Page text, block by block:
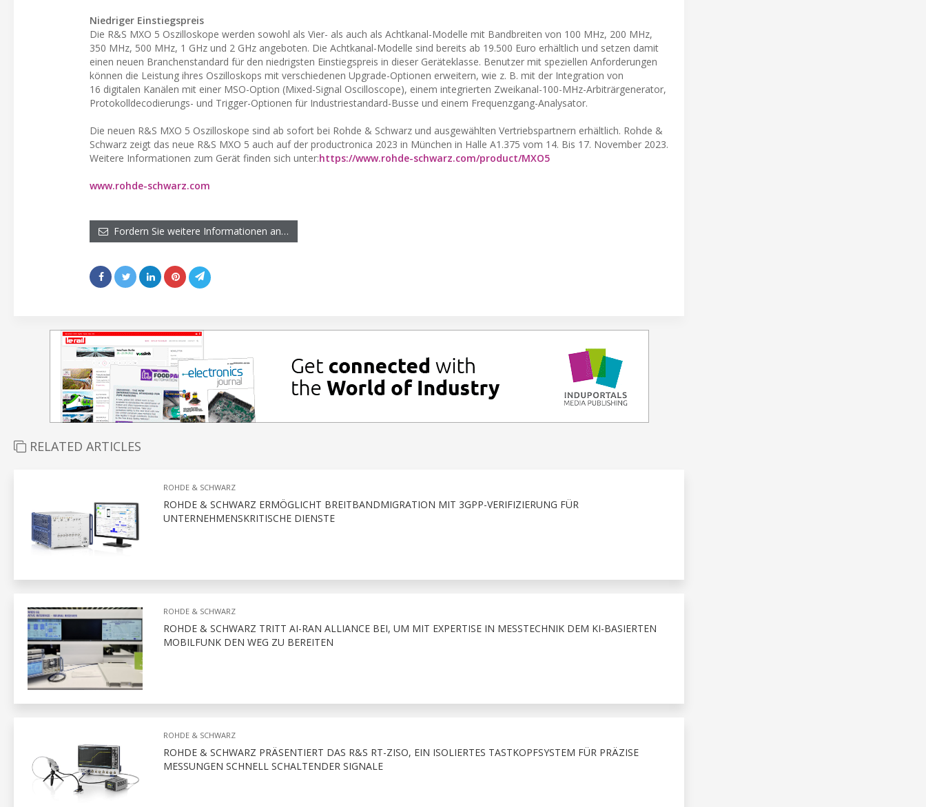
Niedriger Einstiegspreis
Die R&S MXO 5 Oszilloskope werden sowohl als Vier- als auch als Achtkanal-Modelle mit Bandbreiten von 100 MHz, 200 MHz,
350 MHz, 500 MHz, 1 GHz und 2 GHz angeboten. Die Achtkanal-Modelle sind bereits ab 19.500 Euro erhältlich und setzen damit
einen neuen Branchenstandard für den niedrigsten Einstiegspreis in dieser Geräteklasse. Benutzer mit speziellen Anforderungen
können die Leistung ihres Oszilloskops mit verschiedenen Upgrade-Optionen erweitern, wie z. B. mit der Integration von
16 digitalen Kanälen mit einer MSO-Option (Mixed-Signal Oscilloscope), einem integrierten Zweikanal-100-MHz-Arbiträrgenerator,
Protokolldecodierungs- und Trigger-Optionen für Industriestandard-Busse und einem Frequenzgang-Analysator.
Die neuen R&S MXO 5 Oszilloskope sind ab sofort bei Rohde & Schwarz und ausgewählten Vertriebspartnern erhältlich. Rohde &
Schwarz zeigt das neue R&S MXO 5 auch auf der productronica 2023 in München in Halle A1.375 vom 14. Bis 17. November 2023.
Weitere Informationen zum Gerät finden sich unter:https://www.rohde-schwarz.com/product/MXO5
www.rohde-schwarz.com
Fordern Sie weitere Informationen an…
RELATED ARTICLES
ROHDE & SCHWARZ
ROHDE & SCHWARZ ERMÖGLICHT BREITBANDMIGRATION MIT 3GPP-VERIFIZIERUNG FÜR
UNTERNEHMENSKRITISCHE DIENSTE
ROHDE & SCHWARZ
ROHDE & SCHWARZ TRITT AI-RAN ALLIANCE BEI, UM MIT EXPERTISE IN MESSTECHNIK DEM KI-BASIERTEN
MOBILFUNK DEN WEG ZU BEREITEN
ROHDE & SCHWARZ
ROHDE & SCHWARZ PRÄSENTIERT DAS R&S RT-ZISO, EIN ISOLIERTES TASTKOPFSYSTEM FÜR PRÄZISE
MESSUNGEN SCHNELL SCHALTENDER SIGNALE